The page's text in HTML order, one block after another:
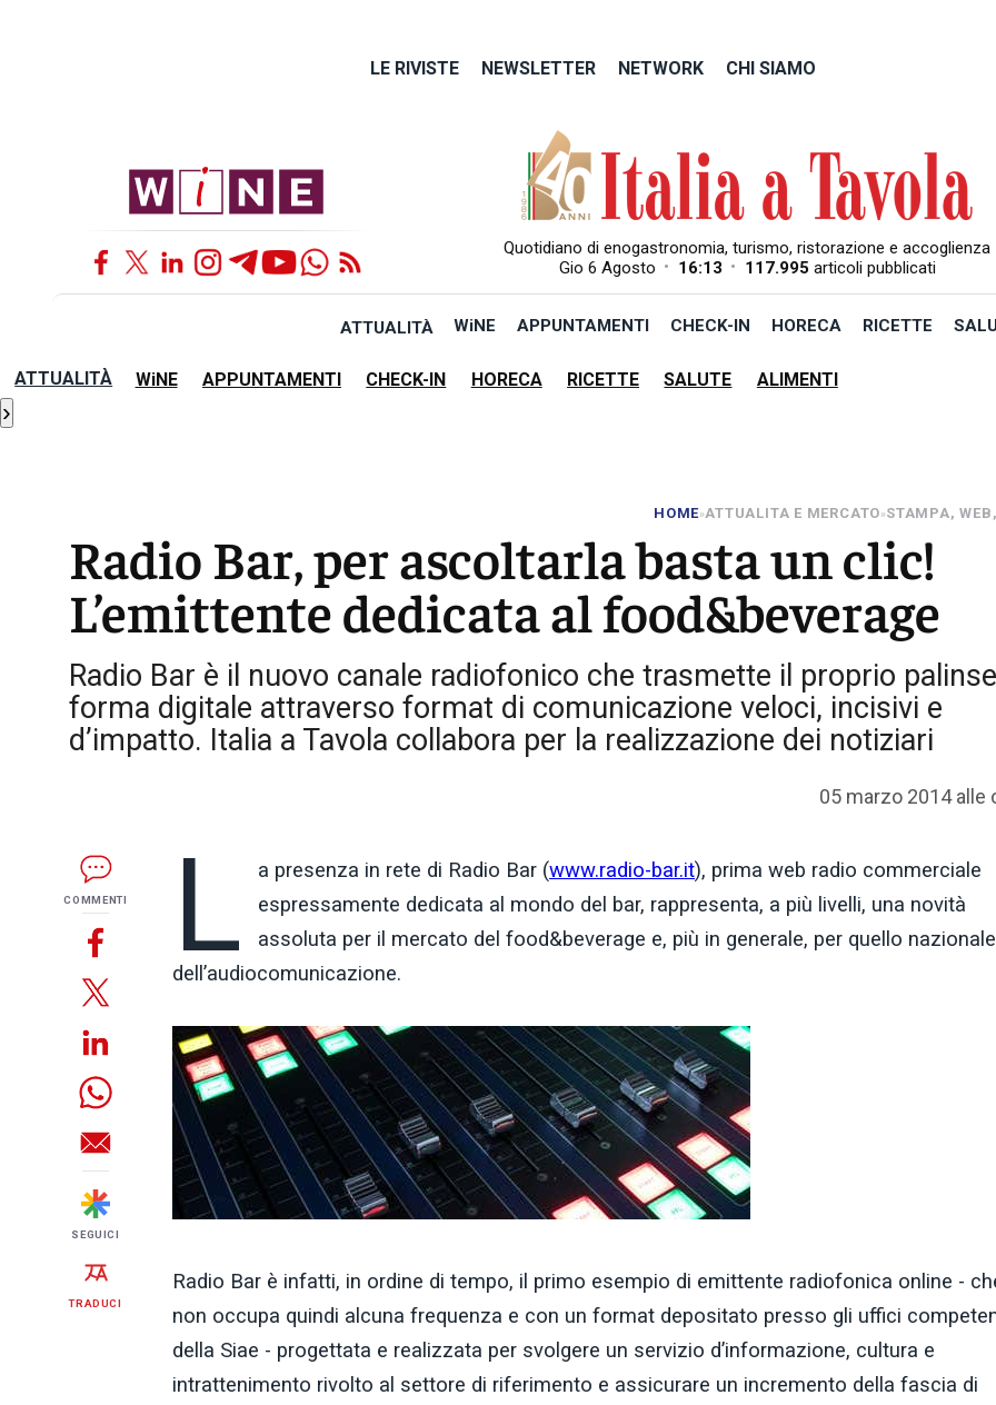
LE RIVISTE NEWSLETTER NETWORK CHI SIAMO
Quotidiano di enogastronomia, turismo, ristorazione e accoglienza
Gio 6 Agosto • 16:13 • 117.995 articoli pubblicati
ATTUALITÀ WiNE APPUNTAMENTI CHECK-IN HORECA RICETTE
ATTUALITÀ WiNE APPUNTAMENTI CHECK-IN HORECA RICETTE SALUTE ALIMENTI
›
HOME»ATTUALITA E MERCATO»STAMPA,
Radio Bar, per ascoltarla basta un clic!
L’emittente dedicata al food&beverage
Radio Bar è il nuovo canale radiofonico che trasmette il proprio
forma digitale attraverso format di comunicazione veloci, incisivi e
d’impatto. Italia a Tavola collabora per la realizzazione dei notiziari
05 marzo 2014 alle
COMMENTI
SEGUICI
TRADUCI
L a presenza in rete di Radio Bar (www.radio-bar.it), prima web radio commerciale
espressamente dedicata al mondo del bar, rappresenta, a più livelli, una novità
assoluta per il mercato del food&beverage e, più in generale, per quello nazionale
dell’audiocomunicazione.
Radio Bar è infatti, in ordine di tempo, il primo esempio di emittente radiofonica online -
non occupa quindi alcuna frequenza e con un format depositato presso gli uffici
della Siae - progettata e realizzata per svolgere un servizio d’informazione, cultura e
intrattenimento rivolto al settore di riferimento e assicurare un incremento della fascia di